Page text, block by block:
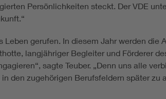
Persönlichkeiten steckt. Der VDE
Leben gerufen. In diesem Jahr werden
langjähriger Begleiter und Förderer
sagte Teuber. „Denn uns alle
den zugehörigen Berufsfeldern später zu